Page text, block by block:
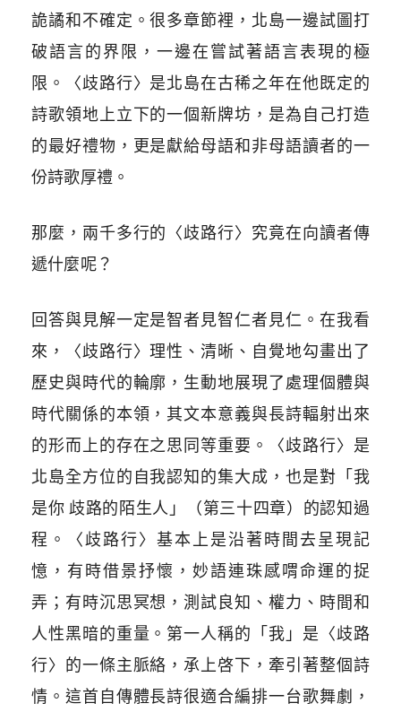
詭譎和不確定。很多章節裡，北島一邊試圖打
破語言的界限，一邊在嘗試著語言表現的極
限。〈歧路行〉是北島在古稀之年在他既定的
詩歌領地上立下的一個新牌坊，是為自己打造
的最好禮物，更是獻給母語和非母語讀者的一
份詩歌厚禮。
那麼，兩千多行的〈歧路行〉究竟在向讀者傳
遞什麼呢？
回答與見解一定是智者見智仁者見仁。在我看
來，〈歧路行〉理性、清晰、自覺地勾畫出了
歷史與時代的輪廓，生動地展現了處理個體與
時代關係的本領，其文本意義與長詩輻射出來
的形而上的存在之思同等重要。〈歧路行〉是
北島全方位的自我認知的集大成，也是對「我
是你 歧路的陌生人」（第三十四章）的認知過
程。〈歧路行〉基本上是沿著時間去呈現記
憶，有時借景抒懷，妙語連珠感喟命運的捉
弄；有時沉思冥想，測試良知、權力、時間和
人性黑暗的重量。第一人稱的「我」是〈歧路
行〉的一條主脈絡，承上啓下，牽引著整個詩
情。這首自傳體長詩很適合編排一台歌舞劇，